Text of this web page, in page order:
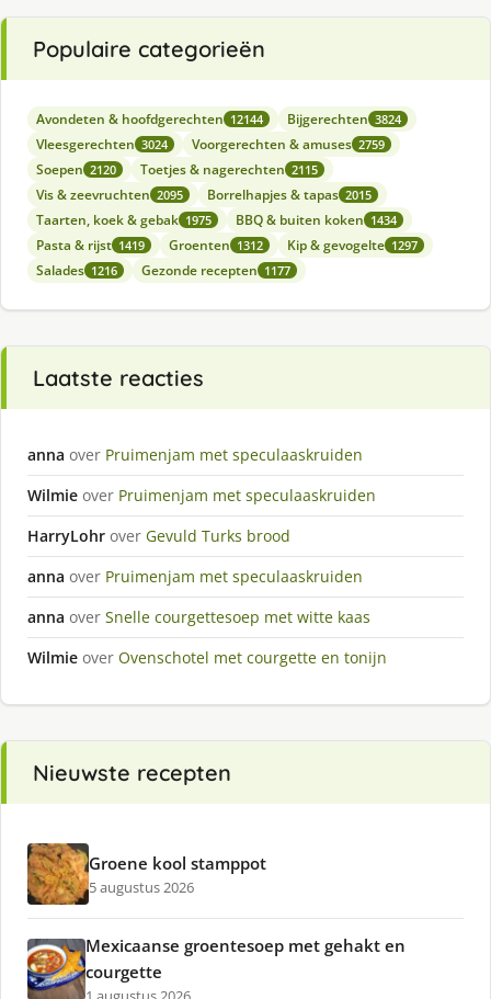
Populaire categorieën
Avondeten & hoofdgerechten 12144 Bijgerechten 3824
Vleesgerechten 3024 Voorgerechten & amuses 2759
Soepen 2120 Toetjes & nagerechten 2115
Vis & zeevruchten 2095 Borrelhapjes & tapas 2015
Taarten, koek & gebak 1975 BBQ & buiten koken 1434
Pasta & rijst 1419 Groenten 1312 Kip & gevogelte 1297
Salades 1216 Gezonde recepten 1177
Laatste reacties
anna over Pruimenjam met speculaaskruiden
Wilmie over Pruimenjam met speculaaskruiden
HarryLohr over Gevuld Turks brood
anna over Pruimenjam met speculaaskruiden
anna over Snelle courgettesoep met witte kaas
Wilmie over Ovenschotel met courgette en tonijn
Nieuwste recepten
Groene kool stamppot
5 augustus 2026
Mexicaanse groentesoep met gehakt en
courgette